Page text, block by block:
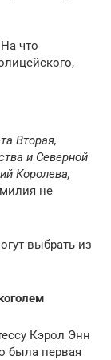
что
Вторая,
и Северной
Королева,
не
выбрать из
Кэрол Энн
была первая